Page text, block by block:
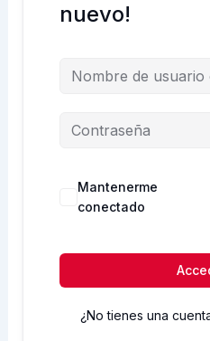
nuevo!
Mantenerme
conectado
¿No tienes una